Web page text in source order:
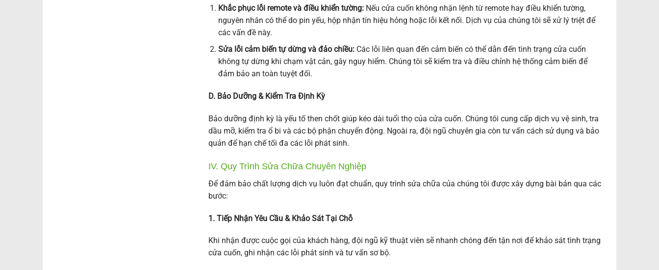
Khắc phục lỗi remote và điều khiển tường: Nếu cửa cuốn không nhận lệnh từ remote hay điều khiển tường,
nguyên nhân có thể do pin yếu, hộp nhận tín hiệu hỏng hoặc lỗi kết nối. Dịch vụ của chúng tôi sẽ xử lý triệt để
các vấn đề này.
Sửa lỗi cảm biến tự dừng và đảo chiều: Các lỗi liên quan đến cảm biến có thể dẫn đến tình trạng cửa cuốn
không tự dừng khi chạm vật cản, gây nguy hiểm. Chúng tôi sẽ kiểm tra và điều chỉnh hệ thống cảm biến để
đảm bảo an toàn tuyệt đối.
D. Bảo Dưỡng & Kiểm Tra Định Kỳ
Bảo dưỡng định kỳ là yếu tố then chốt giúp kéo dài tuổi thọ của cửa cuốn. Chúng tôi cung cấp dịch vụ vệ sinh, tra
dầu mỡ, kiểm tra ổ bi và các bộ phận chuyển động. Ngoài ra, đội ngũ chuyên gia còn tư vấn cách sử dụng và bảo
quản để hạn chế tối đa các lỗi phát sinh.
IV. Quy Trình Sửa Chữa Chuyên Nghiệp
Để đảm bảo chất lượng dịch vụ luôn đạt chuẩn, quy trình sửa chữa của chúng tôi được xây dựng bài bản qua các
bước:
1. Tiếp Nhận Yêu Cầu & Khảo Sát Tại Chỗ
Khi nhận được cuộc gọi của khách hàng, đội ngũ kỹ thuật viên sẽ nhanh chóng đến tận nơi để khảo sát tình trạng
cửa cuốn, ghi nhận các lỗi phát sinh và tư vấn sơ bộ.